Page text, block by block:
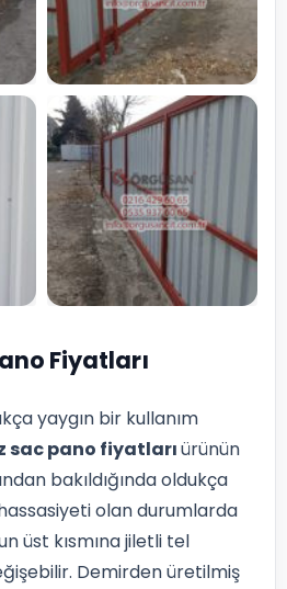
Fiyatları
yaygın bir kullanım
sac pano fiyatlarıürünün
bakıldığında oldukça
olan durumlarda
üst kısmına jiletli tel
Demirden üretilmiş